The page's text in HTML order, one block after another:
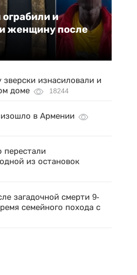
и
женщину после
изнасиловали и
доме
18244
в Армении
перестали
из остановок
загадочной смерти 9-
семейного похода с